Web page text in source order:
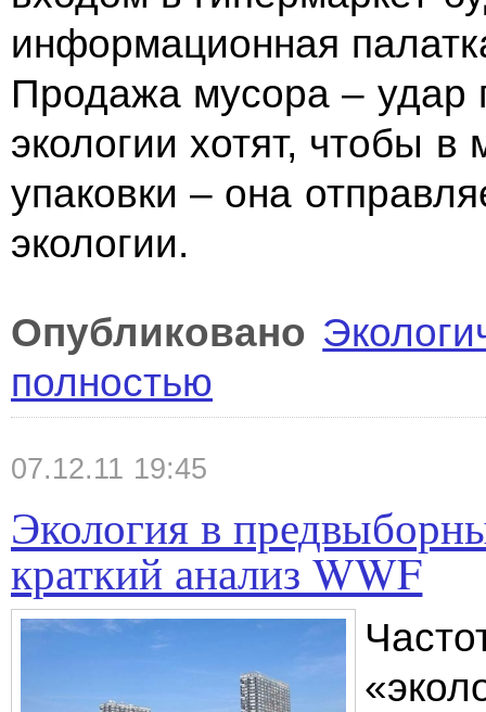
информационная
Продажа мусора – удар
экологии хотят, чтобы
упаковки – она
экологии.
Опубликовано
полностью
07.12.11 19:45
Экология в
краткий анализ WWF